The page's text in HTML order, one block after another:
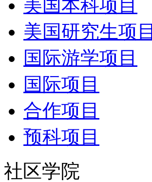
美国本科项目
美国研究生项目
国际游学项目
国际项目
合作项目
预科项目
社区学院